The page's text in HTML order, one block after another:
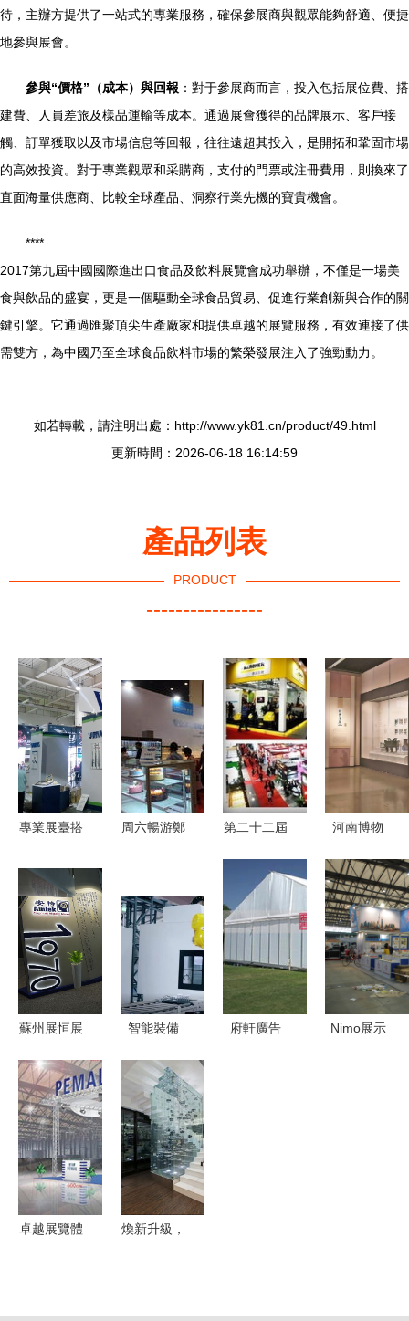
待，主辦方提供了一站式的專業服務，確保參展商與觀眾能夠舒適、便捷
地參與展會。
參與“價格”（成本）與回報 ：對于參展商而言，投入包括展位費、搭
建費、人員差旅及樣品運輸等成本。通過展會獲得的品牌展示、客戶接
觸、訂單獲取以及市場信息等回報，往往遠超其投入，是開拓和鞏固市場
的高效投資。對于專業觀眾和采購商，支付的門票或注冊費用，則換來了
直面海量供應商、比較全球產品、洞察行業先機的寶貴機會。
****
2017第九屆中國國際進出口食品及飲料展覽會成功舉辦，不僅是一場美
食與飲品的盛宴，更是一個驅動全球食品貿易、促進行業創新與合作的關
鍵引擎。它通過匯聚頂尖生產廠家和提供卓越的展覽服務，有效連接了供
需雙方，為中國乃至全球食品飲料市場的繁榮發展注入了強勁動力。
如若轉載，請注明出處：http://www.yk81.cn/product/49.html
更新時間：2026-06-18 16:14:59
產品列表
PRODUCT
----------------
專業展臺搭
連嘉誠百年
展覽工廠，
打造卓越展
覽體驗
周六暢游鄭
飲食材展
一站式體驗
行業盛宴
第二十二屆
品展覽會
專業服務與
行業前沿的
完美融合
河南博物
行——孔子
周游列
國”展覽側
記
蘇州展恒展
心打造沉浸
式展廳案例
解析
智能裝備
格力展示機
床核心技術
引領智造新
趨勢
府軒廣告
Nimo展示
卓越展覽體
煥新升級，